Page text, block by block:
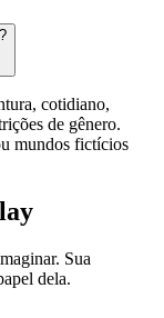
cotidiano,
de gênero.
mundos fictícios
Sua
dela.